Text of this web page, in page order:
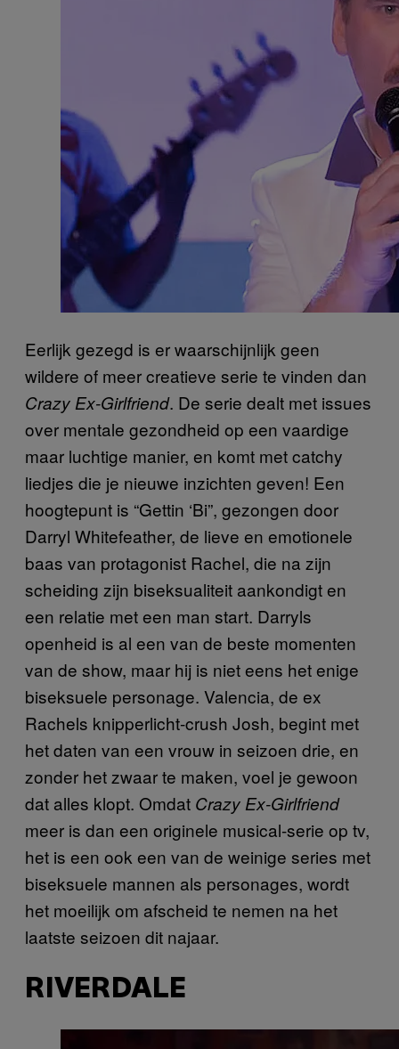
Eerlijk gezegd is er waarschijnlijk geen
wildere of meer creatieve serie te vinden dan
Crazy Ex-Girlfriend. De serie dealt met issues
over mentale gezondheid op een vaardige
maar luchtige manier, en komt met catchy
liedjes die je nieuwe inzichten geven! Een
hoogtepunt is “Gettin ‘Bi”, gezongen door
Darryl Whitefeather, de lieve en emotionele
baas van protagonist Rachel, die na zijn
scheiding zijn biseksualiteit aankondigt en
een relatie met een man start. Darryls
openheid is al een van de beste momenten
van de show, maar hij is niet eens het enige
biseksuele personage. Valencia, de ex
Rachels knipperlicht-crush Josh, begint met
het daten van een vrouw in seizoen drie, en
zonder het zwaar te maken, voel je gewoon
dat alles klopt. Omdat Crazy Ex-Girlfriend
meer is dan een originele musical-serie op tv,
het is een ook een van de weinige series met
biseksuele mannen als personages, wordt
het moeilijk om afscheid te nemen na het
laatste seizoen dit najaar.
RIVERDALE